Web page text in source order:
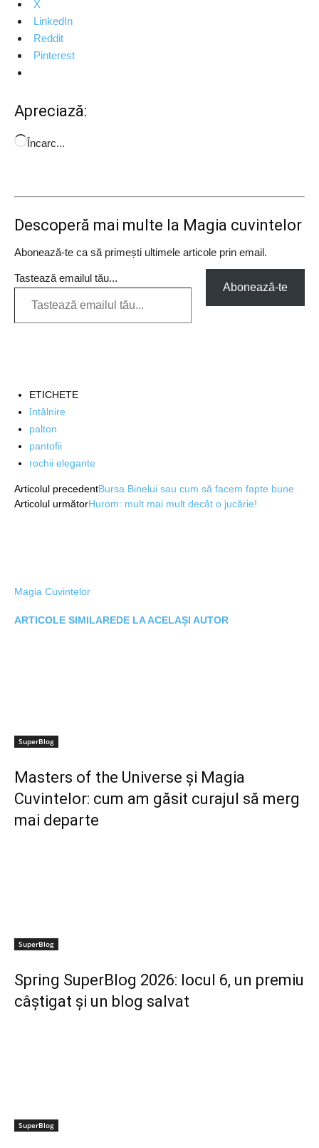
X
LinkedIn
Reddit
Pinterest
Apreciază:
Încarc...
Descoperă mai multe la Magia cuvintelor
Abonează-te ca să primești ultimele articole prin email.
Tastează emailul tău...
Abonează-te
ETICHETE
întâlnire
palton
pantofii
rochii elegante
Articolul precedentBursa Binelui sau cum să facem fapte bune
Articolul următorHurom: mult mai mult decât o jucărie!
Magia Cuvintelor
ARTICOLE SIMILAREDE LA ACELAȘI AUTOR
SuperBlog
Masters of the Universe și Magia
Cuvintelor: cum am găsit curajul să merg
mai departe
SuperBlog
Spring SuperBlog 2026: locul 6, un premiu
câștigat și un blog salvat
SuperBlog